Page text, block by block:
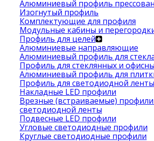
Алюминиевый профиль
Изогнутый профиль
Комплектующие для профиля
Модульные кабины и
Профиль для целей
Алюминиевые направляющие
Алюминиевый профиль для
Профиль для стеклянных и
Алюминиевый профиль для
Профиль для светодиодной ленты
Накладные LED профили
Врезные (встраиваемые) профили
светодиодной ленты
Подвесные LED профили
Угловые светодиодные профили
Круглые светодиодные профили